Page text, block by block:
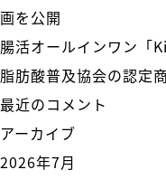
画を公開
腸活オールインワン「
脂肪酸普及協会の認定
最近のコメント
アーカイブ
2026年7月